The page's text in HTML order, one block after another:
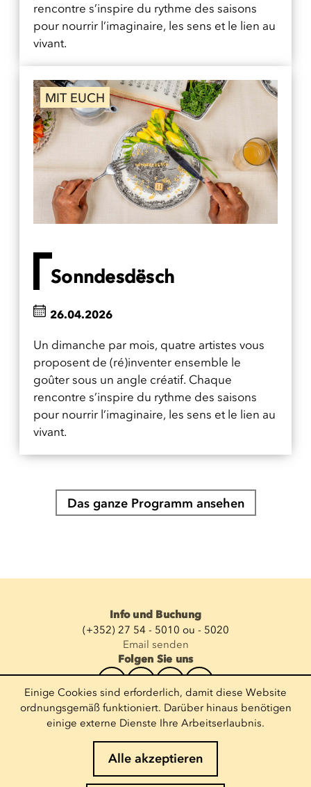
rencontre s’inspire du rythme des saisons
pour nourrir l’imaginaire, les sens et le lien au
vivant.
MIT EUCH
Sonndesdësch
Un dimanche par mois, quatre artistes vous
proposent de (ré)inventer ensemble le
goûter sous un angle créatif. Chaque
rencontre s’inspire du rythme des saisons
pour nourrir l’imaginaire, les sens et le lien au
vivant.
26.04.2026
Das ganze Programm ansehen
Info und Buchung
(+352) 27 54 - 5010 ou - 5020
Email senden
Folgen Sie uns
Newsletter abonnieren
E-Mail eingeben
Einige Cookies sind erforderlich, damit diese Website
ordnungsgemäß funktioniert. Darüber hinaus benötigen
einige externe Dienste Ihre Arbeitserlaubnis.
Alle akzeptieren